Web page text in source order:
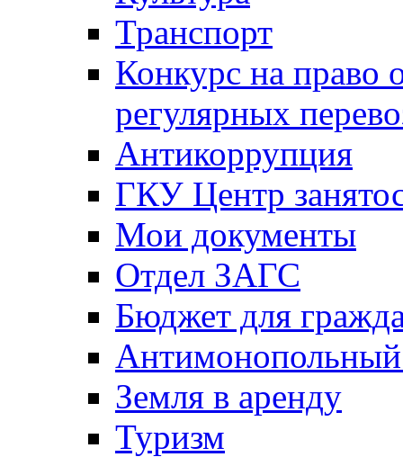
Транспорт
Конкурс на право
регулярных
Антикоррупция
ГКУ Центр
Мои документы
Отдел ЗАГС
Бюджет для
Антимонопольный
Земля в аренду
Туризм